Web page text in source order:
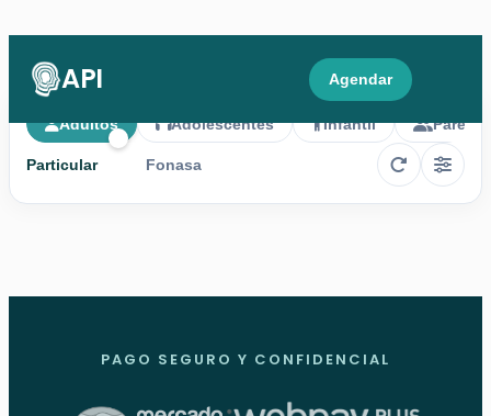
API Agendar
Adultos Adolescentes Infantil Parejas
Particular Fonasa
PAGO SEGURO Y CONFIDENCIAL